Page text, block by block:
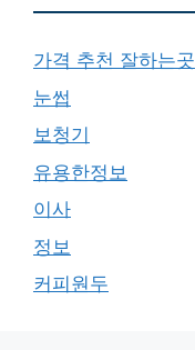
가격 추천 잘하는곳
눈썹
보청기
유용한정보
이사
정보
커피원두